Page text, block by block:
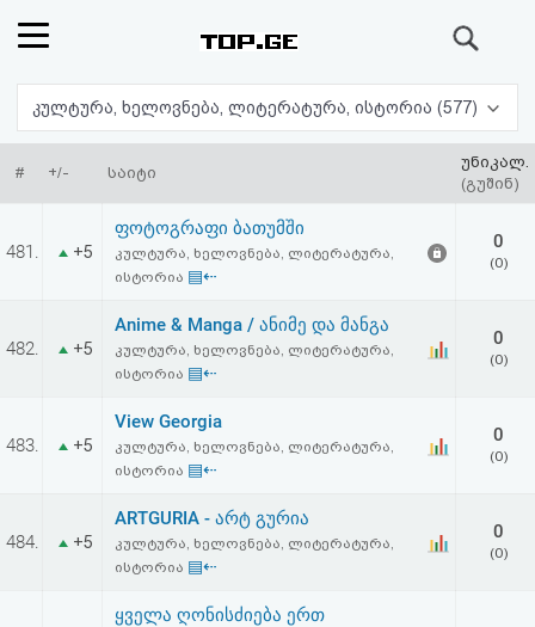
რეიტინგი
(მთავარი)
ფოსტა
ავტორიზაცია
რეგისტრაცია
პაროლის
აღდგენა
კულტურა, ხელოვნება, ლიტერატურა, ისტორია (577)
# +/- საიტი
უნიკალ.
(გუშინ)
481. +5
ფოტოგრაფი ბათუმში
კულტურა, ხელოვნება, ლიტერატურა,
ისტორია ▤⇠
0
(0)
482. +5
Anime & Manga / ანიმე და მანგა
კულტურა, ხელოვნება, ლიტერატურა,
ისტორია ▤⇠
0
(0)
483. +5
View Georgia
კულტურა, ხელოვნება, ლიტერატურა,
ისტორია ▤⇠
0
(0)
484. +5
ARTGURIA - არტ გურია
კულტურა, ხელოვნება, ლიტერატურა,
ისტორია ▤⇠
0
(0)
ყველა ღონისძიება ერთ